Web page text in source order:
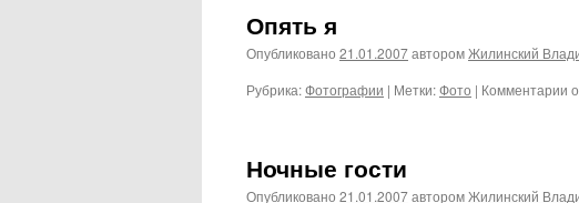
Опять я
Опубликовано 21.01.2007авторомЖилинский
Рубрика:Фотографии | Метки:Фото | Комментарии к
Ночные гости
Опубликовано 21.01.2007авторомЖилинский